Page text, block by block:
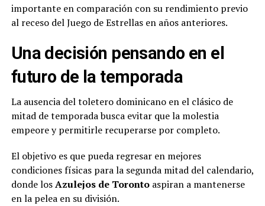
importante en comparación con su rendimiento previo
al receso del Juego de Estrellas en años anteriores.
Una decisión pensando en el
futuro de la temporada
La ausencia del toletero dominicano en el clásico de
mitad de temporada busca evitar que la molestia
empeore y permitirle recuperarse por completo.
El objetivo es que pueda regresar en mejores
condiciones físicas para la segunda mitad del calendario,
donde losAzulejos de Torontoaspiran a mantenerse
en la pelea en su división.